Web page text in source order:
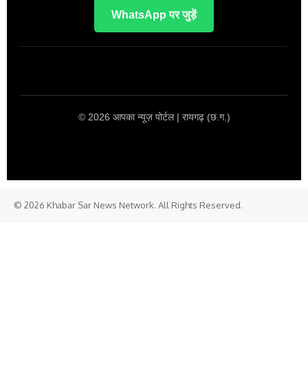
WhatsApp पर जुड़ें
© 2026 आपका न्यूज़ पोर्टल | रायगढ़ (छ.ग.)
© 2026 Khabar Sar News Network. All Rights Reserved.